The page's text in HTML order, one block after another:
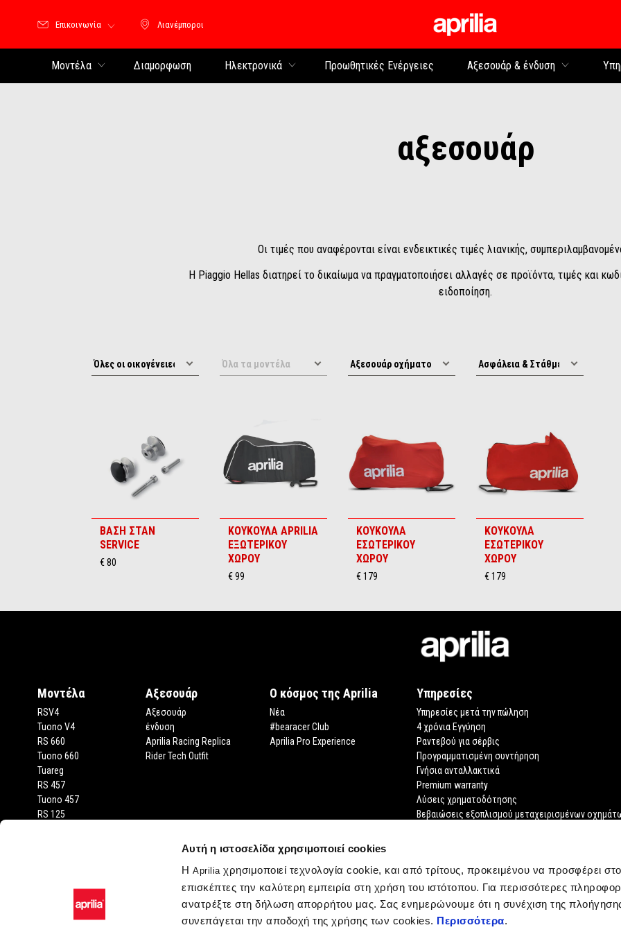
Αυτή η ιστοσελίδα χρησιμοποιεί cookies
ΗApriliaχρησιμοποιεί τεχνολογία cookie, και από τρίτους, προκειμένου να προσφέρει
επισκέπτες την καλύτερη εμπειρία στη χρήση του ιστότοπου. Για περισσότερες
ανατρέξτε στη δήλωση απορρήτου μας. Σας ενημερώνουμε ότι η συνέχιση της
συνεπάγεται την αποδοχή της χρήσης των cookies. Περισσότερα.
Λιανέμποροι
Λιανέμποροι
Επικοινωνία
Μοντέλα Διαμορφωση Ηλεκτρονικά Προωθητικές Ενέργειες Αξεσουάρ & ένδυση
αξεσουάρ
Οι τιμές που αναφέρονται είναι ενδεικτικές τιμές λιανικής,
Η Piaggio Hellas διατηρεί το δικαίωμα να πραγματοποιήσει αλλαγές σε προϊόντα, τιμές και
ειδοποίηση.
ΒΑΣΗ ΣΤΑΝ
SERVICE
€ 80
ΚΟΥΚΟΥΛΑ APRILIA
ΕΞΩΤΕΡΙΚΟΥ
ΧΩΡΟΥ
€ 99
ΚΟΥΚΟΥΛΑ
ΕΣΩΤΕΡΙΚΟΥ
ΧΩΡΟΥ
€ 179
ΚΟΥΚΟΥΛΑ
ΕΣΩΤΕΡΙΚΟΥ
ΧΩΡΟΥ
€ 179
Μοντέλα
RSV4
Tuono V4
RS 660
Tuono 660
Tuareg
RS 457
Tuono 457
RS 125
Αξεσουάρ
Αξεσουάρ
ένδυση
Aprilia Racing Replica
Rider Tech Outfit
Ο κόσμος της Aprilia
Νέα
#bearacer Club
Aprilia Pro Experience
Υπηρεσίες
Υπηρεσίες μετά την πώληση
4 χρόνια Εγγύηση
Ραντεβού για σέρβις
Προγραμματισμένη συντήρηση
Γνήσια ανταλλακτικά
Premium warranty
Λύσεις χρηματοδότησης
Βεβαιώσεις εξοπλισμού μεταχειρισμένων